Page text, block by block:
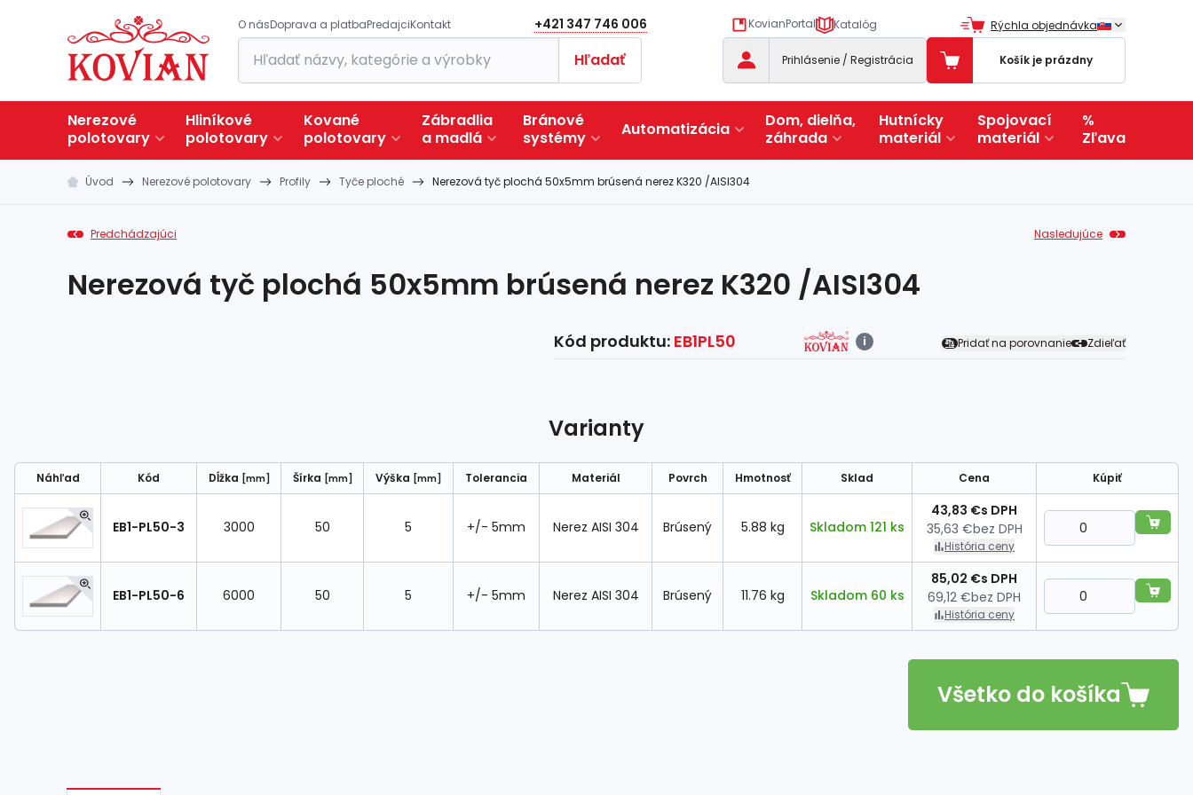
O násDoprava a platbaPredajciKontakt +421 347 746 006 KovianPortal Katalóg Rýchla objednávka
Hľadať Prihlásenie / Registrácia Košík je prázdny
Nerezové
polotovary
Hliníkové
polotovary
Kované
polotovary
Zábradlia
a madlá
Bránové
systémy
Automatizácia
Dom, dielňa,
záhrada
Hutnícky
materiál
Spojovací
materiál
%
Zľava
Úvod Nerezové polotovary Profily Tyče ploché Nerezová tyč plochá 50x5mm brúsená nerez K320 /AISI304
Predchádzajúci Nasledujúce
Nerezová tyč plochá 50x5mm brúsená nerez K320 /AISI304
Kód produktu: EB1PL50 i Pridať na porovnanie Zdieľať
Varianty
Náhľad Kód Dĺžka [mm] Šírka [mm] Výška [mm] Tolerancia Materiál Povrch Hmotnosť Sklad Cena Kúpiť
EB1-PL50-3 3000 50 5 +/- 5mm Nerez AISI 304 Brúsený 5.88 kg Skladom 121 ks 35,63 €bez DPH
43,83 €s DPH
História ceny
EB1-PL50-6 6000 50 5 +/- 5mm Nerez AISI 304 Brúsený 11.76 kg Skladom 60 ks 69,12 €bez DPH
85,02 €s DPH
História ceny
Všetko do košíka